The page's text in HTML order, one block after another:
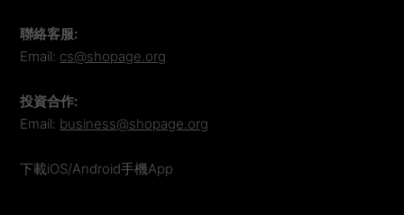
聯絡客服:
Email: cs@shopage.org
投資合作:
Email: business@shopage.org
下載iOS/Android手機App